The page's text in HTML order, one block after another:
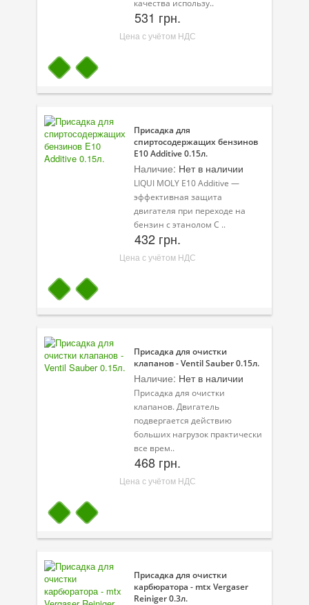
качества использу..
531 грн.
Цена с учётом НДС
Присадка для
спиртосодержащих бензинов
E10 Additive 0.15л.
Наличие: Нет в наличии
LIQUI MOLY E10 Additive —
эффективная защита
двигателя при переходе на
бензин с этанолом С ..
432 грн.
Цена с учётом НДС
Присадка для очистки
клапанов - Ventil Sauber 0.15л.
Наличие: Нет в наличии
Присадка для очистки
клапанов. Двигатель
подвергается действию
больших нагрузок практически
все врем..
468 грн.
Цена с учётом НДС
Присадка для очистки
карбюратора - mtx Vergaser
Reiniger 0.3л.